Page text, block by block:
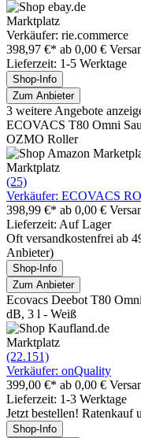
Marktplatz
Verkäufer: rie.commerce
398,97 €* ab 0,00 €
Lieferzeit: 1-5 Werktage
Shop-Info
Zum Anbieter
3 weitere Angebote
ECOVACS T80 Omni
OZMO Roller
Marktplatz
(25)
Verkäufer: ECOVACS
398,99 €* ab 0,00 €
Lieferzeit: Auf Lager
Oft versandkostenfrei ab
Anbieter)
Shop-Info
Zum Anbieter
Ecovacs Deebot T80
dB, 3 l - Weiß
Marktplatz
(22.151)
Verkäufer: onQuality
399,00 €* ab 0,00 €
Lieferzeit: 1-3 Werktage
Jetzt bestellen! Ratenkauf
Shop-Info